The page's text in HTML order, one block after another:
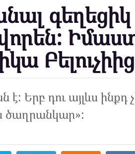
Բելուչիից
Երբ դու այլևս ինքդ
ծաղրանկար»: